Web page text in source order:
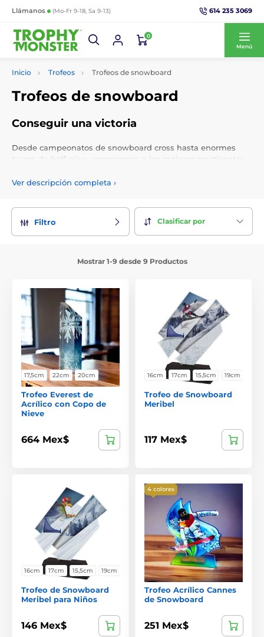
Llámanos (Mo-Fr 9-18, Sa 9-13) 614 235 3069
0
Menú
Inicio Trofeos Trofeos de snowboard
Trofeos de snowboard
Conseguir una victoria
Desde campeonatos de snowboard cross hasta enormes
trucos de half-pipe, recompensa a los mejores practicantes
Agregue inserción de logotipo gratuita y grabado
Ver descripción completa ›
Filtro Clasificar por
Mostrar 1-9 desde 9 Productos
17,5cm 22cm 20cm
Trofeo Everest de
Acrílico con Copo de
Nieve
664 Mex$
16cm 17cm 15,5cm 19cm
Trofeo de Snowboard
Meribel
117 Mex$
16cm 17cm 15,5cm 19cm
Trofeo de Snowboard
Meribel para Niños
146 Mex$
4 colores
Trofeo Acrílico Cannes
de Snowboard
251 Mex$